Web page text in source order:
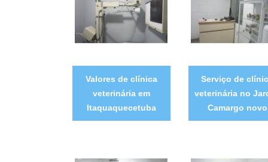
Valores de clínica
veterinária em
Itaquaquecetuba
Serviço de
veterinária no
Camargo novo